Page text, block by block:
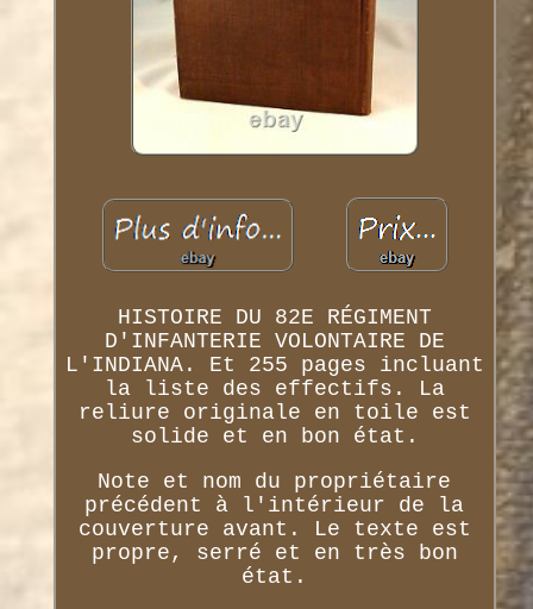
HISTOIRE DU 82E RÉGIMENT
D'INFANTERIE VOLONTAIRE DE
L'INDIANA. Et 255 pages incluant
la liste des effectifs. La
reliure originale en toile est
solide et en bon état.
Note et nom du propriétaire
précédent à l'intérieur de la
couverture avant. Le texte est
propre, serré et en très bon
état.